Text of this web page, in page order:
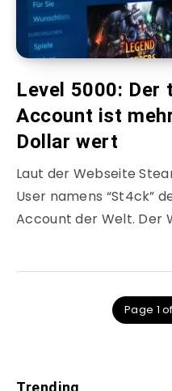
Level 5000: Der
Account ist
Dollar wert
Laut der Webseite
User namens “St4ck”
Account der Welt. Der
Page 1
Trending